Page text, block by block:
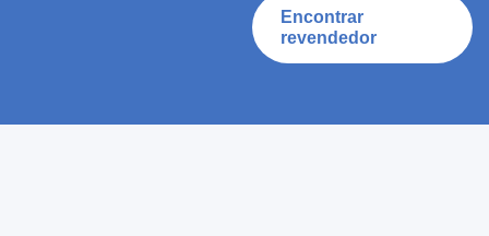
Encontrar
revendedor